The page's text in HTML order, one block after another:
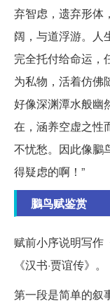
弃智虑，遗弃形体
阔，与道浮游。人
完全托付给命运，
为私物，活着仿佛
好像深渊潭水般幽
在，涵养空虚之性
不忧愁。因此像鵩
得疑虑的啊！”
鵩鸟赋鉴赏
赋前小序说明写作
《汉书·贾谊传》。
第一段是简单的叙